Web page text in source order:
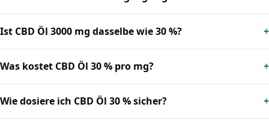
Ist CBD Öl 3000 mg dasselbe wie 30 %?
Was kostet CBD Öl 30 % pro mg?
Wie dosiere ich CBD Öl 30 % sicher?